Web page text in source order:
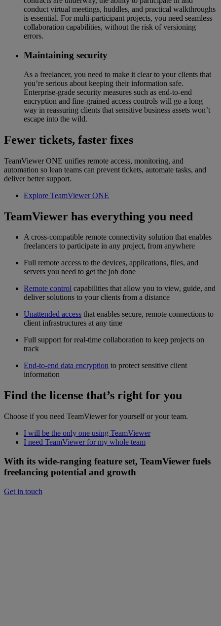
conduct virtual meetings, huddles, and practical walkthroughs
is essential. For multi-participant projects, you need seamless
collaboration capabilities, without the risk of versioning
errors.
Maintaining security
As a freelancer, you need to make it clear to your clients that
you’re serious about keeping their information safe.
Enterprise-grade security measures such as end-to-end
encryption and fine-grained access controls will go a long
way in reassuring clients that sensitive business assets won’t
escape into the wild.
Fewer tickets, faster fixes
TeamViewer ONE unifies remote access, monitoring, and
automation so lean teams can prevent tickets, automate tasks, and
deliver better support.
Explore TeamViewer ONE
TeamViewer has everything you need
A cross-compatible remote connectivity solution that enables
freelancers to participate in any project, from anywhere
Full remote access to the devices, applications, files, and
servers you need to get the job done
Remote control capabilities that allow you to view, guide, and
deliver solutions to your clients from a distance
Unattended access that enables secure, remote connections to
client infrastructures at any time
Full support for real-time collaboration to keep projects on
track
End-to-end data encryption to protect sensitive client
information
Find the license that’s right for you
Choose if you need TeamViewer for yourself or your team.
I will be the only one using TeamViewer
I need TeamViewer for my whole team
With its wide-ranging feature set, TeamViewer fuels
freelancing potential and growth
Get in touch